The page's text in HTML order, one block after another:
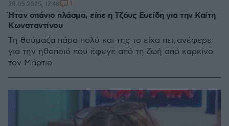
Ήταν σπάνιο πλάσμα, είπε η Τζόυς Ευείδη για την Καίτη
Κωνσταντίνου
Τη θαύμαζα πάρα πολύ και της το είχα πει, ανέφερε
για την ηθοποιό που έφυγε από τη ζωή από καρκίνο
τον Μάρτιο
28.05.2025, 17:48 1